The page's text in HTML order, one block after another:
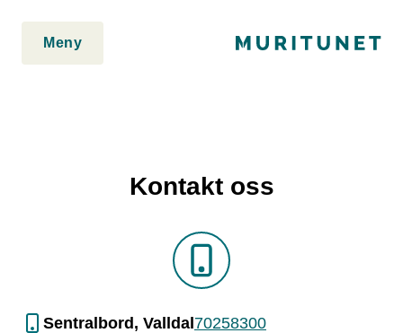
Meny
Kontakt oss
Sentralbord, Valldal 70258300